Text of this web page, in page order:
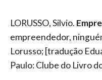
LORUSSO, Silvio.
empreendedor,
Lorusso; [tradução
Paulo: Clube do Livro